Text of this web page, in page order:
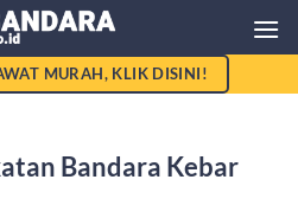
MURAH, KLIK DISINI!
Bandara Kebar